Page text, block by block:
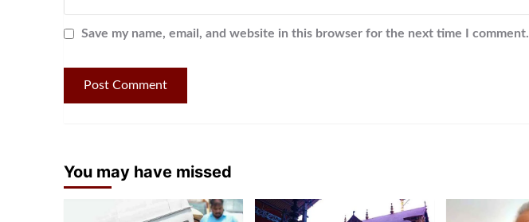
Save my name, email, and website in this browser for the next time I comment.
You may have missed